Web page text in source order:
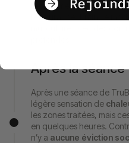
l’épuisement, suivies de
l’endurance. Enfin, le
Après la séance
Après une séance de
légère sensation de
les zones traitées, mais
en quelques heures.
n’y a aucune éviction